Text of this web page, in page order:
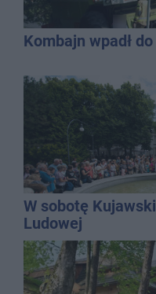
Kombajn wpadł
W sobotę
Ludowej